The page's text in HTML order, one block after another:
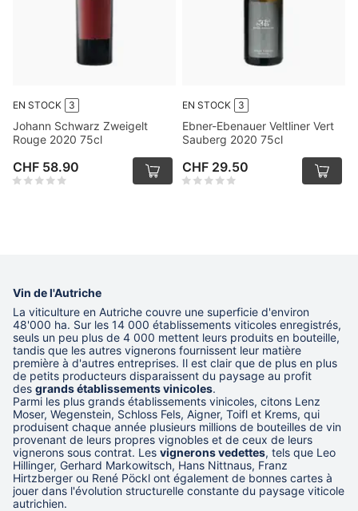
EN STOCK 3
Johann Schwarz Zweigelt
Rouge 2020 75cl
CHF 58.90
EN STOCK 3
Ebner-Ebenauer Veltliner Vert
Sauberg 2020 75cl
CHF 29.50
Vin de l'Autriche
La viticulture en Autriche couvre une superficie d'environ
48'000 ha. Sur les 14 000 établissements viticoles enregistrés,
seuls un peu plus de 4 000 mettent leurs produits en bouteille,
tandis que les autres vignerons fournissent leur matière
première à d'autres entreprises. Il est clair que de plus en plus
de petits producteurs disparaissent du paysage au profit
des grands établissements vinicoles.
Parmi les plus grands établissements vinicoles, citons Lenz
Moser, Wegenstein, Schloss Fels, Aigner, Toifl et Krems, qui
produisent chaque année plusieurs millions de bouteilles de vin
provenant de leurs propres vignobles et de ceux de leurs
vignerons sous contrat. Les vignerons vedettes, tels que Leo
Hillinger, Gerhard Markowitsch, Hans Nittnaus, Franz
Hirtzberger ou René Pöckl ont également de bonnes cartes à
jouer dans l'évolution structurelle constante du paysage viticole
autrichien.